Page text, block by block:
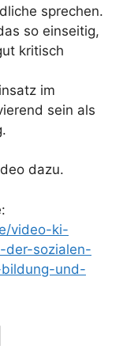
sprechen.
so einseitig,
kritisch
im
sein als
dazu.
video-ki-
der-sozialen-
und-